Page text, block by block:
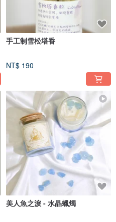
手工制雪松塔香
NT$ 190
美人魚之淚 - 水晶蠟燭